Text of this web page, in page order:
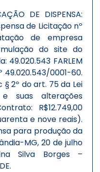
DE DISPENSA:
de Licitação nº
de empresa
do site do
49.020.543 FARLEM
49.020.543/0001-60.
2º do art. 75 da Lei
e suas alterações
R$12.749,00
e nove reais).
para produção da
MG, 20 de julho
Silva Borges –